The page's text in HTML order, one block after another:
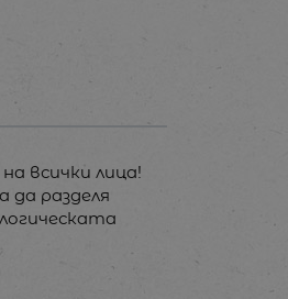
всички лица!
разделя